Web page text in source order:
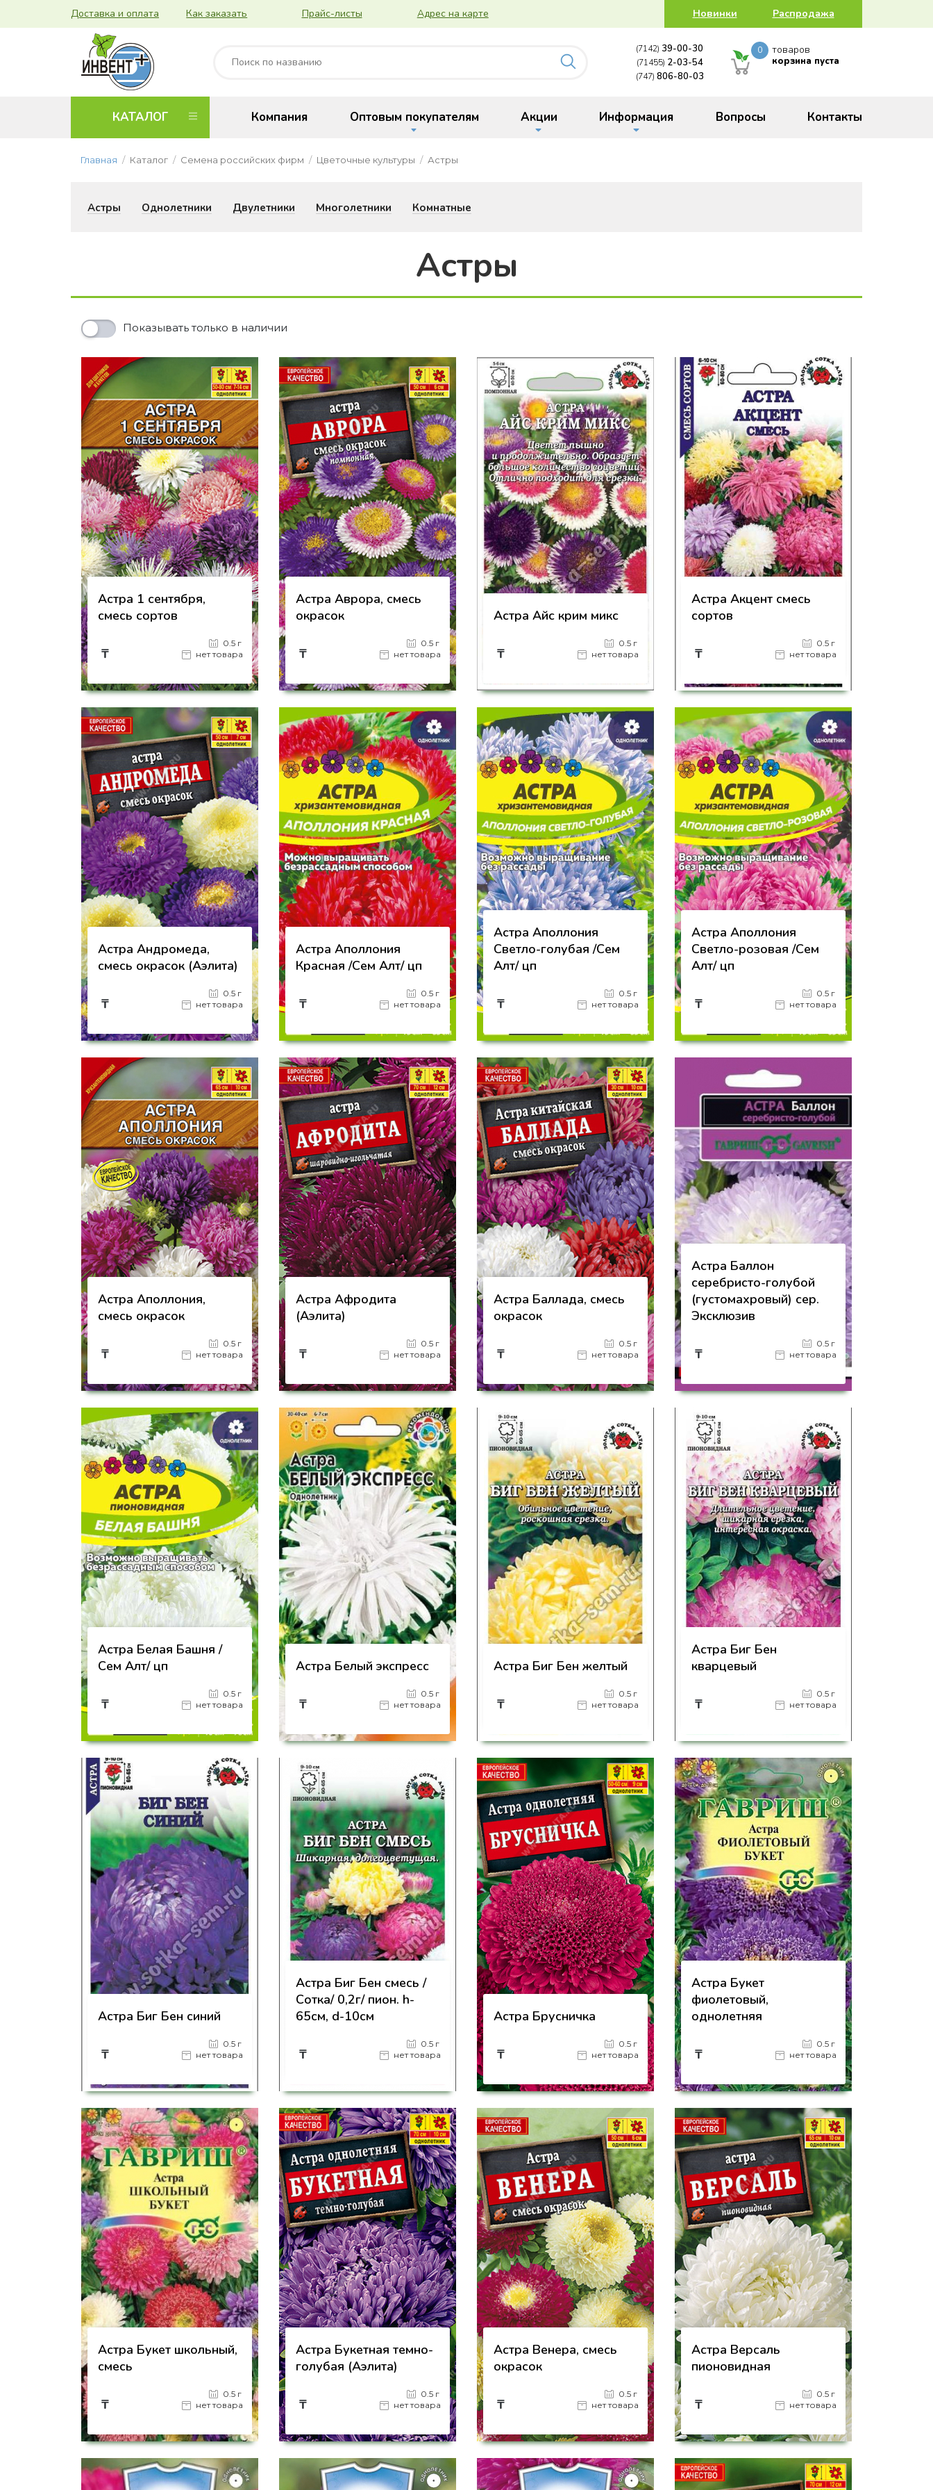
Доставка и оплата Как заказать Прайс-листы Адрес на карте Новинки Распродажа
(7142) 39-00-30
(71455) 2-03-54
(747) 806-80-03
0 товаров
корзина пуста
КАТАЛОГ Компания Оптовым покупателям Акции Информация Вопросы Контакты
Главная Каталог Семена российских фирм Цветочные культуры Астры
Астры Однолетники Двулетники Многолетники Комнатные
Астры
Показывать только в наличии
Астра 1 сентября,
смесь сортов
₸
0.5 г
нет товара
на страницу товара
Астра Аврора, смесь
окрасок
₸
0.5 г
нет товара
на страницу товара
Астра Айс крим микс
₸
0.5 г
нет товара
на страницу товара
Астра Акцент смесь
сортов
₸
0.5 г
нет товара
на страницу товара
Астра Андромеда,
смесь окрасок (Аэлита)
₸
0.5 г
нет товара
на страницу товара
Астра Аполлония
Красная /Сем Алт/ цп
₸
0.5 г
нет товара
на страницу товара
Астра Аполлония
Светло-голубая /Сем
Алт/ цп
₸
0.5 г
нет товара
на страницу товара
Астра Аполлония
Светло-розовая /Сем
Алт/ цп
₸
0.5 г
нет товара
на страницу товара
Астра Аполлония,
смесь окрасок
₸
0.5 г
нет товара
на страницу товара
Астра Афродита
(Аэлита)
₸
0.5 г
нет товара
на страницу товара
Астра Баллада, смесь
окрасок
₸
0.5 г
нет товара
Астра Баллон
серебристо-голубой
(густомахровый) сер.
Эксклюзив
₸
0.5 г
нет товара
Астра Белая Башня /
Сем Алт/ цп
₸
0.5 г
нет товара
на страницу товара
Астра Белый экспресс
₸
0.5 г
нет товара
Астра Биг Бен желтый
₸
0.5 г
нет товара
на страницу товара
Астра Биг Бен
кварцевый
₸
0.5 г
нет товара
на страницу товара
Астра Биг Бен синий
₸
0.5 г
нет товара
на страницу товара
Астра Биг Бен смесь /
Сотка/ 0,2г/ пион. h-
65см, d-10см
₸
0.5 г
нет товара
на страницу товара
Астра Брусничка
₸
0.5 г
нет товара
на страницу товара
Астра Букет
фиолетовый,
однолетняя
₸
0.5 г
нет товара
на страницу товара
Астра Букет школьный,
смесь
₸
0.5 г
нет товара
на страницу товара
Астра Букетная темно-
голубая (Аэлита)
₸
0.5 г
нет товара
на страницу товара
Астра Венера, смесь
окрасок
₸
0.5 г
нет товара
на страницу товара
Астра Версаль
пионовидная
₸
0.5 г
нет товара
на страницу товара